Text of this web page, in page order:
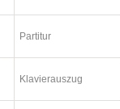
Partitur
Klavierauszug